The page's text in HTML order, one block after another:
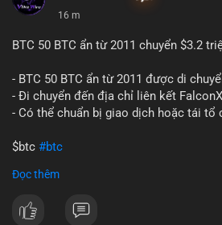
16 m
BTC 50 BTC ẩn từ 2011 chuyển $3.2
- BTC 50 BTC ẩn từ 2011 được di
- Đi chuyển đến địa chỉ liên kết FalconX
- Có thể chuẩn bị giao dịch hoặc tái tổ
$btc #btc
#vlikevn
📰 Nguồn: CoinDesk
Đọc thêm